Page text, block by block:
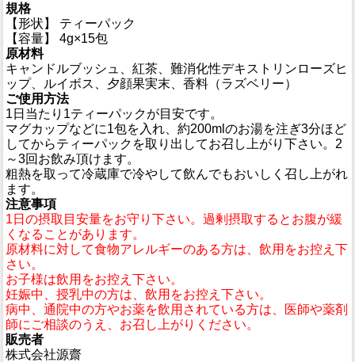
規格
【形状】 ティーパック
【容量】 4g×15包
原材料
キャンドルブッシュ、紅茶、難消化性デキストリンローズヒ
ップ、ルイボス、夕顔果実末、香料（ラズベリー）
ご使用方法
1日当たり1ティーパックが目安です。
マグカップなどに1包を入れ、約200mlのお湯を注ぎ3分ほど
してからティーパックを取り出してお召し上がり下さい。2
～3回お飲み頂けます。
粗熱を取って冷蔵庫で冷やして飲んでもおいしく召し上がれ
ます。
注意事項
1日の摂取目安量をお守り下さい。過剰摂取するとお腹が緩
くなることがあります。
原材料に対して食物アレルギーのある方は、飲用をお控え下
さい。
お子様は飲用をお控え下さい。
妊娠中、授乳中の方は、飲用をお控え下さい。
病中、通院中の方やお薬を飲用されている方は、医師や薬剤
師にご相談のうえ、お召し上がりください。
販売者
株式会社源齋